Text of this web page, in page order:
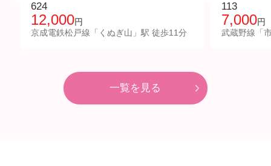
624
12,000円
京成電鉄松戸線「くぬぎ山」駅 徒歩11分
113
7,000円
武蔵野線「
一覧を見る